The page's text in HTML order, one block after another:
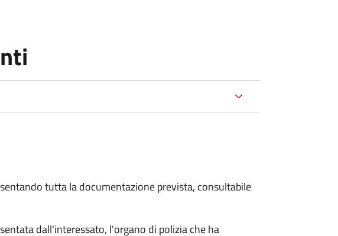
tutta la documentazione prevista, consultabile
dall'interessato, l'organo di polizia che ha